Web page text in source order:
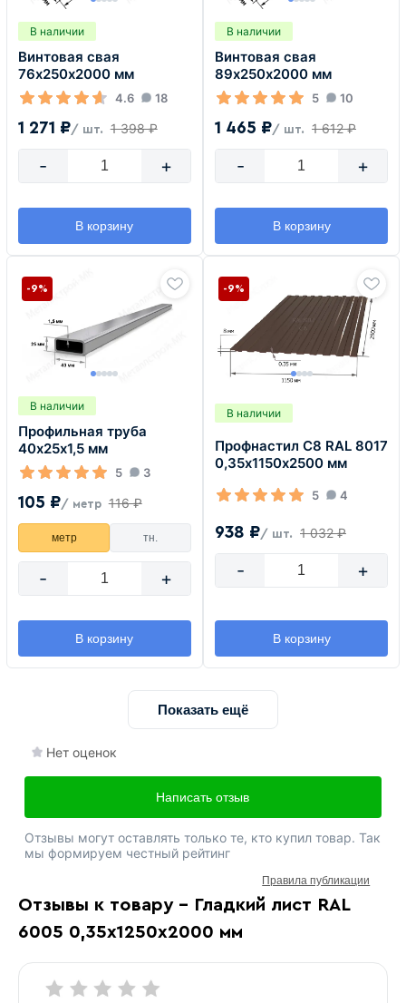
В наличии
Винтовая свая
76х250х2000 мм
4.6 18
1 271 ₽/ шт. 1 398 ₽
- +
В корзину
В наличии
Винтовая свая
89х250х2000 мм
5 10
1 465 ₽/ шт. 1 612 ₽
- +
В корзину
В наличии
Профильная труба
40х25х1,5 мм
5 3
105 ₽/ метр 116 ₽
-9%
метр тн.
- +
В корзину
В наличии
Профнастил С8 RAL 8017
0,35х1150х2500 мм
5 4
938 ₽/ шт. 1 032 ₽
-9%
- +
В корзину
Показать ещё
Отзывы к товару - Гладкий лист RAL
6005 0,35х1250х2000 мм
Нет оценок
Написать отзыв
Отзывы могут оставлять только те, кто купил товар. Так
мы формируем честный рейтинг
Правила публикации